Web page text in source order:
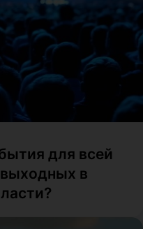
для всей
в